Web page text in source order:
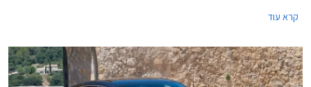
העממיים לבין יצרני הפרימיום.
קרא עוד